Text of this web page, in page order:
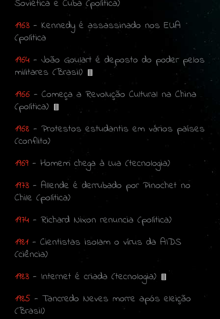
Soviética e Cuba (política)
1963 - Kennedy é assassinado nos EUA
(política
1964 - João Goulart é deposto do poder pelos
militares (Brasil)
1966 - Começa a Revolução Cultural na China
(política)
1968 - Protestos estudantis em vários países
(conflito)
1969 - Homem chega à Lua (tecnologia)
1973 - Allende é derrubado por Pinochet no
Chile (política)
1974 - Richard Nixon renuncia (política)
1981 - Cientistas isolam o vírus da AIDS
(ciência)
1983 - Internet é criada (tecnologia)
1985 - Tancredo Neves morre após eleição
(Brasil)